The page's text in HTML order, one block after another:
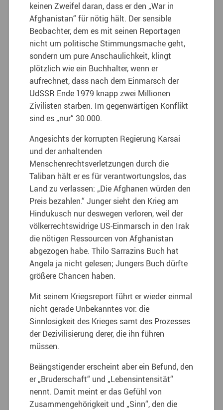
keinen Zweifel daran, dass er den „War in
Afghanistan“ für nötig hält. Der sensible
Beobachter, dem es mit seinen Reportagen
nicht um politische Stimmungsmache geht,
sondern um pure Anschaulichkeit, klingt
plötzlich wie ein Buchhalter, wenn er
aufrechnet, dass nach dem Einmarsch der
UdSSR Ende 1979 knapp zwei Millionen
Zivilisten starben. Im gegenwärtigen Konflikt
sind es „nur“ 30.000.
Angesichts der korrupten Regierung Karsai
und der anhaltenden
Menschenrechtsverletzungen durch die
Taliban hält er es für verantwortungslos, das
Land zu verlassen: „Die Afghanen würden den
Preis bezahlen.“ Junger sieht den Krieg am
Hindukusch nur deswegen verloren, weil der
völkerrechtswidrige US-Einmarsch in den Irak
die nötigen Ressourcen von Afghanistan
abgezogen habe. Thilo Sarrazins Buch hat
Angela ja nicht gelesen; Jungers Buch dürfte
größere Chancen haben.
Mit seinem Kriegsreport führt er wieder einmal
nicht gerade Unbekanntes vor: die
Sinnlosigkeit des Krieges samt des Prozesses
der Dezivilisierung derer, die ihn führen
müssen.
Beängstigender erscheint aber ein Befund, den
er „Bruderschaft“ und „Lebensintensität“
nennt. Damit meint er das Gefühl von
Zusammengehörigkeit und „Sinn“, den die